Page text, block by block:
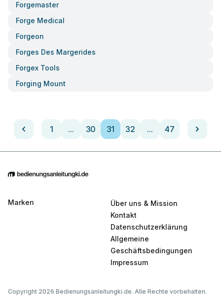
Forgemaster
Forge Medical
Forgeon
Forges Des Margerides
Forgex Tools
Forging Mount
1 ... 30 31 32 ... 47
Marken
Über uns & Mission
Kontakt
Datenschutzerklärung
Allgemeine
Geschäftsbedingungen
Impressum
Copyright 2026 Bedienungsanleitungki.de. Alle Rechte vorbehalten.